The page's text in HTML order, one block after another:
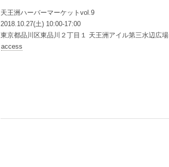
天王洲ハーバーマーケットvol.9
2018.10.27(土) 10:00-17:00
東京都品川区東品川２丁目１ 天王洲アイル第三水辺広場
access